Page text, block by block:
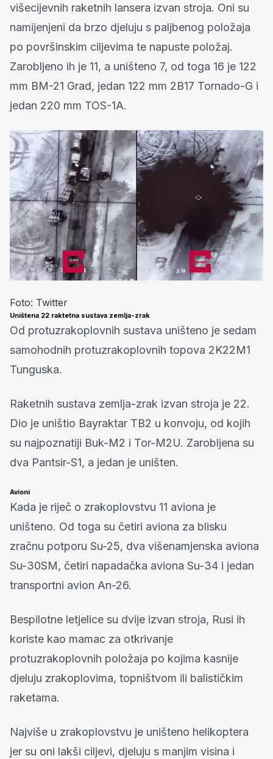
višecijevnih raketnih lansera izvan stroja. Oni su
namijenjeni da brzo djeluju s paljbenog položaja
po površinskim ciljevima te napuste položaj.
Zarobljeno ih je 11, a uništeno 7, od toga 16 je 122
mm BM-21 Grad, jedan 122 mm 2B17 Tornado-G i
jedan 220 mm TOS-1A.
Foto: Twitter
Uništena 22 raktetna sustava zemlja-zrak
Od protuzrakoplovnih sustava uništeno je sedam
samohodnih protuzrakoplovnih topova 2K22M1
Tunguska.
Raketnih sustava zemlja-zrak izvan stroja je 22.
Dio je uništio Bayraktar TB2 u konvoju, od kojih
su najpoznatiji Buk-M2 i Tor-M2U. Zarobljena su
dva Pantsir-S1, a jedan je uništen.
Avioni
Kada je riječ o zrakoplovstvu 11 aviona je
uništeno. Od toga su četiri aviona za blisku
zračnu potporu Su-25, dva višenamjenska aviona
Su-30SM, četiri napadačka aviona Su-34 i jedan
transportni avion An-26.
Bespilotne letjelice su dvije izvan stroja, Rusi ih
koriste kao mamac za otkrivanje
protuzrakoplovnih položaja po kojima kasnije
djeluju zrakoplovima, topništvom ili balističkim
raketama.
Najviše u zrakoplovstvu je uništeno helikoptera
jer su oni lakši ciljevi, djeluju s manjim visina i